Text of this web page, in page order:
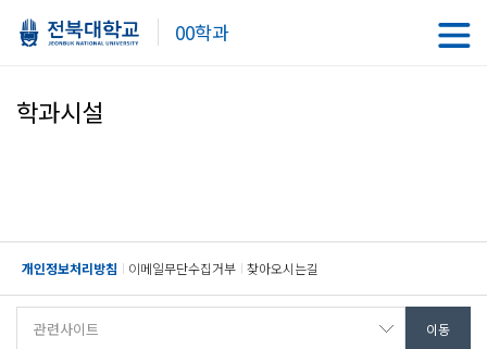
00학과
학과시설
개인정보처리방침 이메일무단수집거부 찾아오시는길